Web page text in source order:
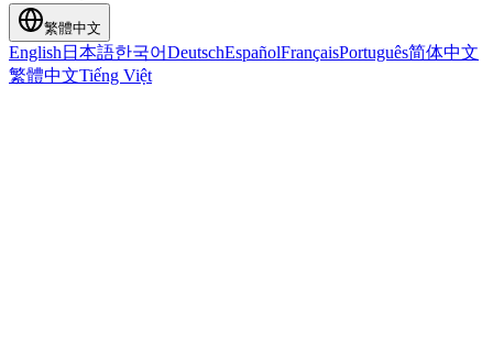
繁體中文
English 日本語한국어DeutschEspañolFrançaisPortuguês简体中文
繁體中文Tiếng Việt